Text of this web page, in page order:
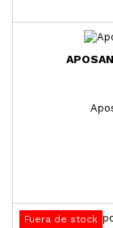
Fuera de stock